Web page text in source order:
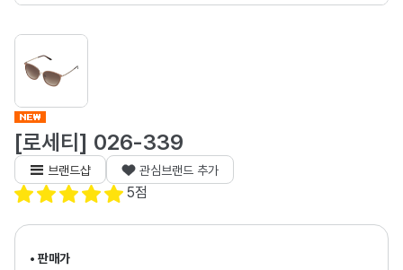
[로세티] 026-339
브랜드샵 관심브랜드 추가
5점
• 판매가